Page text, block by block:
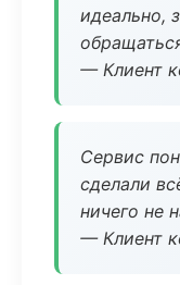
идеально,
— Клиент
Сервис
сделали
ничего не
— Клиент